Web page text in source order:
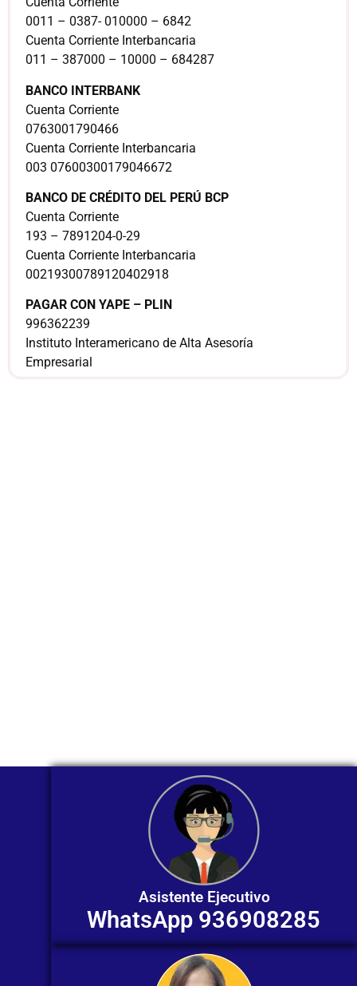
0011 – 0387- 010000 – 6842
Cuenta Corriente Interbancaria
011 – 387000 – 10000 – 684287
BANCO INTERBANK
Cuenta Corriente
0763001790466
Cuenta Corriente Interbancaria
003 07600300179046672
BANCO DE CRÉDITO DEL PERÚ BCP
Cuenta Corriente
193 – 7891204-0-29
Cuenta Corriente Interbancaria
00219300789120402918
PAGAR CON YAPE – PLIN
996362239
Instituto Interamericano de Alta Asesoría
Empresarial
Asistente Ejecutivo
WhatsApp 936908285